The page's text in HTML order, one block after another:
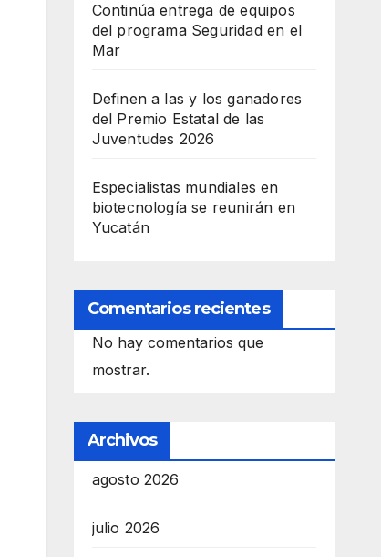
Continúa entrega de equipos
del programa Seguridad en el
Mar
Definen a las y los ganadores
del Premio Estatal de las
Juventudes 2026
Especialistas mundiales en
biotecnología se reunirán en
Yucatán
Comentarios recientes
No hay comentarios que
mostrar.
Archivos
agosto 2026
julio 2026